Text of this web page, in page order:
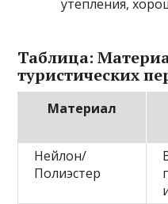
утепления,
Таблица:
туристических
Материал
Нейлон/
Полиэстер